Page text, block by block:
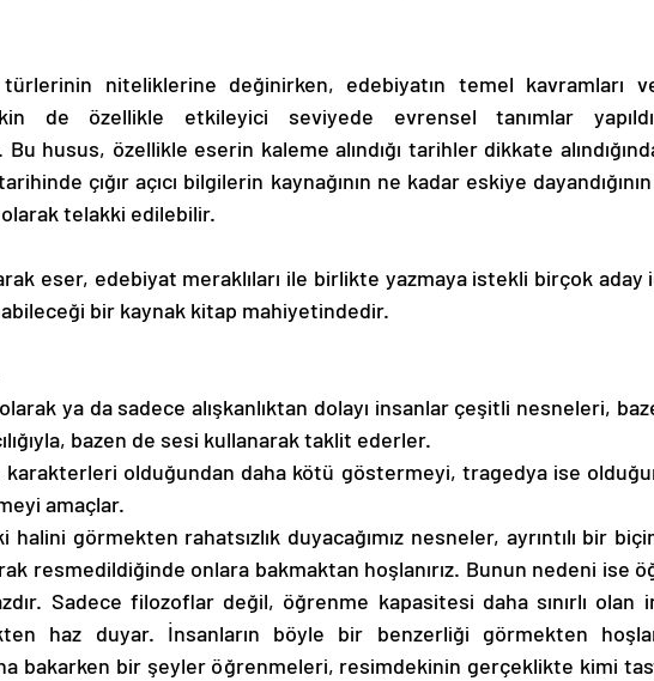
de özellikle etkileyici seviyede evrensel tanımlar
husus, özellikle eserin kaleme alındığı tarihler dikkate
çığır açıcı bilgilerin kaynağının ne kadar eskiye
telakki edilebilir.
bir kaynak kitap mahiyetindedir.
ya da sadece alışkanlıktan dolayı insanlar çeşitli nesneleri,
bazen de sesi kullanarak taklit ederler.
karakterleri olduğundan daha kötü göstermeyi, tragedya ise
amaçlar.
halini görmekten rahatsızlık duyacağımız nesneler, ayrıntılı bir
resmedildiğinde onlara bakmaktan hoşlanırız. Bunun nedeni ise
Sadece filozoflar değil, öğrenme kapasitesi daha sınırlı olan
haz duyar. İnsanların böyle bir benzerliği görmekten
bakarken bir şeyler öğrenmeleri, resimdekinin gerçeklikte kimi